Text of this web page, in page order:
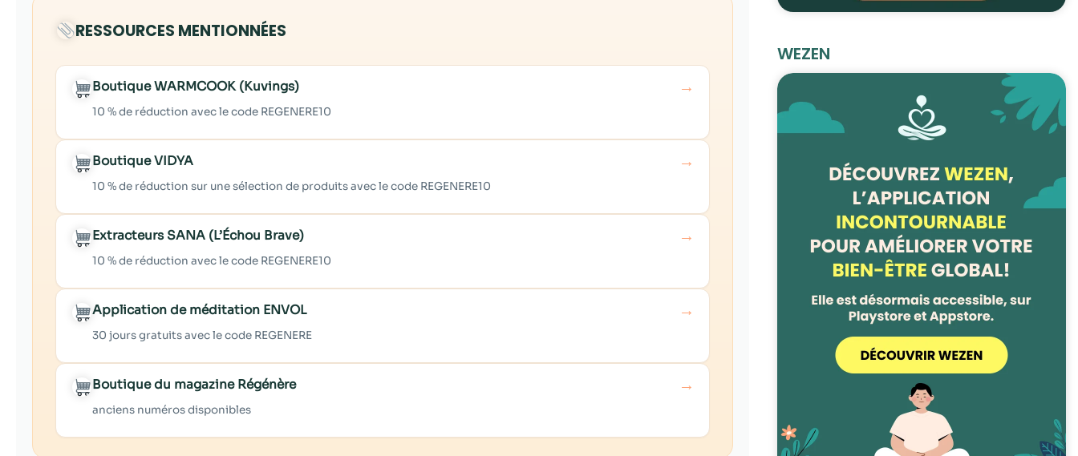
RESSOURCES MENTIONNÉES
Boutique WARMCOOK (Kuvings)
10 % de réduction avec le code REGENERE10
→
Boutique VIDYA
10 % de réduction sur une sélection de produits avec le code REGENERE10
→
Extracteurs SANA (L’Échou Brave)
10 % de réduction avec le code REGENERE10
→
Application de méditation ENVOL
30 jours gratuits avec le code REGENERE
→
Boutique du magazine Régénère
anciens numéros disponibles
→
WEZEN